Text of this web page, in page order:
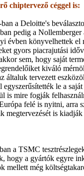
chiptervező céggel is:
a Deloitte's
pedig a
évben könyvelhettek el
gyors piacrajutási
sem, hogy saját
kiváló
általuk tervezett
le a
is mire fogják
felé is nyitni, arra
megtervezését is
a TSMC
hogy a gyártók egyre
mellett még